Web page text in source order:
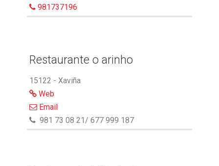
981737196
Restaurante o arinho
15122 - Xaviña
Web
Email
981 73 08 21/ 677 999 187